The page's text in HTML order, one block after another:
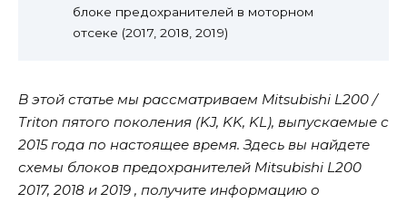
блоке предохранителей в моторном
отсеке (2017, 2018, 2019)
В этой статье мы рассматриваем Mitsubishi L200 /
Triton пятого поколения (KJ, KK, KL), выпускаемые с
2015 года по настоящее время. Здесь вы найдете
схемы блоков предохранителей Mitsubishi L200
2017, 2018 и 2019 , получите информацию о